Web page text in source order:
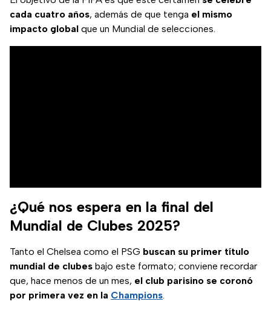
cada cuatro años, además de que tenga el mismo
impacto global que un Mundial de selecciones.
¿Qué nos espera en la final del
Mundial de Clubes 2025?
Tanto el Chelsea como el PSG buscan su primer título
mundial de clubes bajo este formato; conviene recordar
que, hace menos de un mes, el club parisino se coronó
por primera vez en la Champions.